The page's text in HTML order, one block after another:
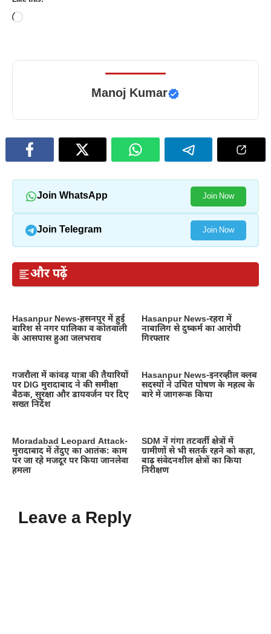
Loading…
Manoj Kumar
Join WhatsApp Join Now
Join Telegram Join Now
और पढ़ें
Hasanpur News-हसनपुर में हुई
बारिश से नगर पालिका व कोतवाली
के आसपास हुआ जलभराव
Hasanpur News-रहरा में
नाबालिग से दुष्कर्म का आरोपी
गिरफ्तार
गजरौला में कांवड़ यात्रा की तैयारियों
पर DIG मुरादाबाद ने की समीक्षा
बैठक, सुरक्षा और डायवर्जन पर दिए
सख्त निर्देश
Hasanpur News-इनरव्हील क्लब
सदस्यों ने उचित पोषण के महत्व के
बारे में जागरूक किया
Moradabad Leopard Attack-
मुरादाबाद में तेंदुए का आतंक: काम
पर जा रहे मजदूर पर किया जानलेवा
हमला
SDM नें गंगा तटवर्ती क्षेत्रों में
ग्रामीणों से भी सतर्क रहने को कहा,
बाढ़ संवेदनशील क्षेत्रों का किया
निरीक्षण
Leave a Reply